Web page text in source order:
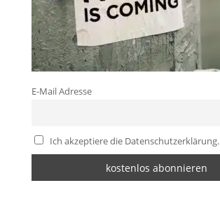
E-Mail Adresse
Ich akzeptiere die Datenschutzerklärung.